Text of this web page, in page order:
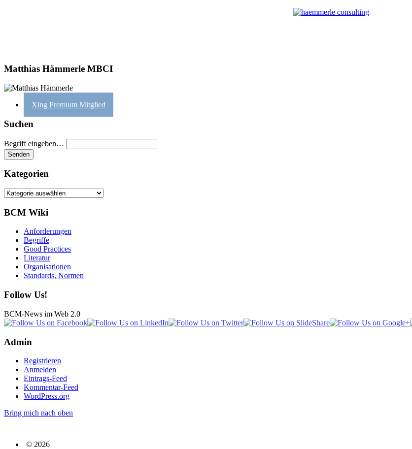
Matthias Hämmerle MBCI
Xing Premium Mitglied
Suchen
Begriff eingeben…
Kategorien
Kategorien
BCM Wiki
Anforderungen
Begriffe
Good Practices
Literatur
Organisationen
Standards, Normen
Follow Us!
BCM-News im Web 2.0
Admin
Registrieren
Anmelden
Eintrags-Feed
Kommentar-Feed
WordPress.org
Bring mich nach oben
© 2026